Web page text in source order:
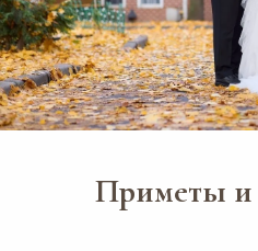
Приметы и